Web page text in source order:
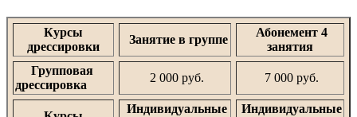
Курсы
дрессировки
Занятие в группе
Абонемент 4
занятия
Групповая
дрессировка
2 000 руб. 7 000 руб.
Индивидуальные
Индивидуальные